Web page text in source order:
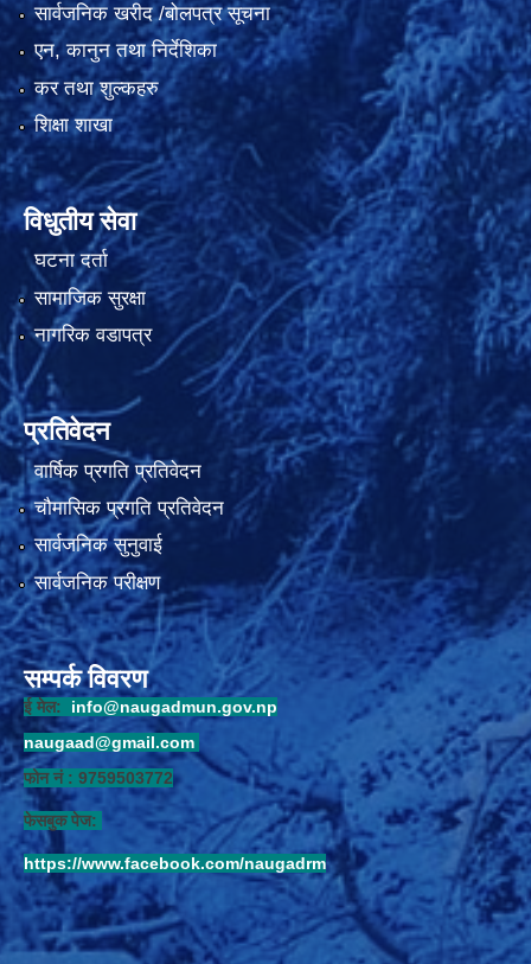
सार्वजनिक खरीद /बोलपत्र सूचना
एन, कानुन तथा निर्देशिका
कर तथा शुल्कहरु
शिक्षा शाखा
विधुतीय सेवा
घटना दर्ता
सामाजिक सुरक्षा
नागरिक वडापत्र
प्रतिवेदन
वार्षिक प्रगति प्रतिवेदन
चौमासिक प्रगति प्रतिवेदन
सार्वजनिक सुनुवाई
सार्वजनिक परीक्षण
सम्पर्क विवरण
ई मेल: info@naugadmun.gov.np
naugaad@gmail.com
फोन नं : 9759503772
फेसबुक पेज:
https://www.facebook.com/naugadrm